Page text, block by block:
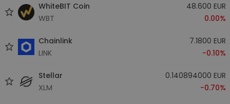
WhiteBIT Coin
WBT
48.600 EUR
0.00%
Chainlink
LINK
7.1800 EUR
-0.10%
Stellar
XLM
0.140894000 EUR
-0.70%